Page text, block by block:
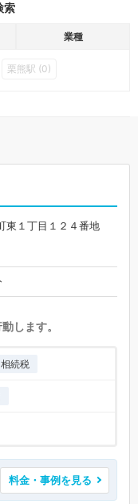
索
業種
栗熊駅 (0)
東１丁目１２４番地
します。
相続税
料金・事例を見る